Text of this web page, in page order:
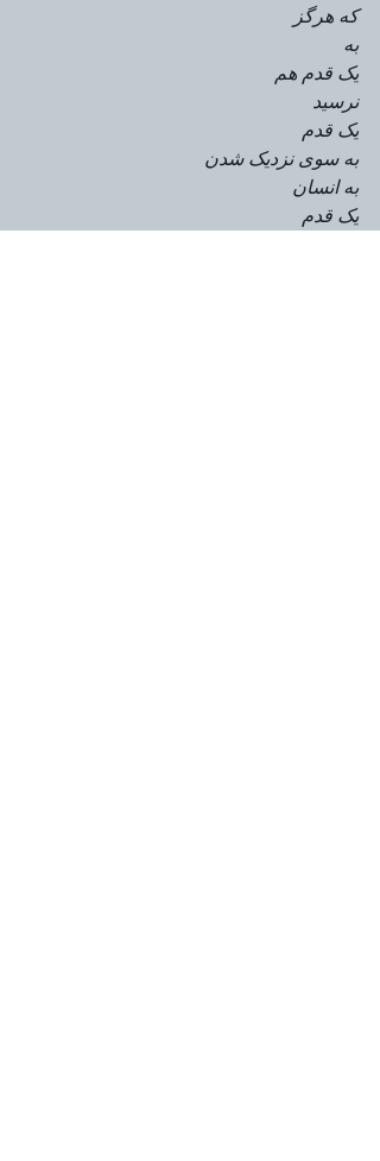
که هرگز
به
یک قدم هم
نرسید
یک قدم
به سوی نزدیک شدن
به انسان
یک قدم